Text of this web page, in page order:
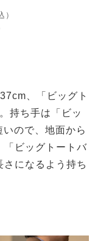
、「ビッグト
持ち手は「ビッ
ので、地面から
「ビッグトートバ
になるよう持ち